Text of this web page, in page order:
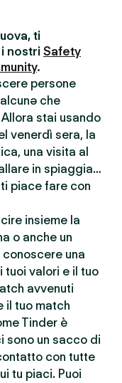
ti
nostri Safety
.
persone
che
stai usando
venerdì sera, la
una visita al
in spiaggia…
piace fare con
insieme la
o anche un
una
tuoi valori e il tuo
avvenuti
il tuo match
Tinder è
sono un sacco di
con tutte
tu piaci. Puoi